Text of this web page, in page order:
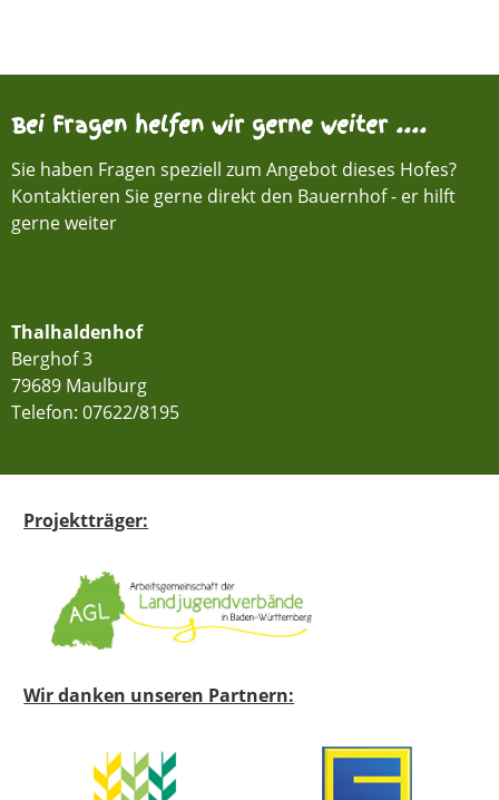
Bei Fragen helfen wir gerne weiter ....
Sie haben Fragen speziell zum Angebot dieses Hofes?
Kontaktieren Sie gerne direkt den Bauernhof - er hilft
gerne weiter
Thalhaldenhof
Berghof 3
79689 Maulburg
Telefon: 07622/8195
Projektträger:
Wir danken unseren Partnern: